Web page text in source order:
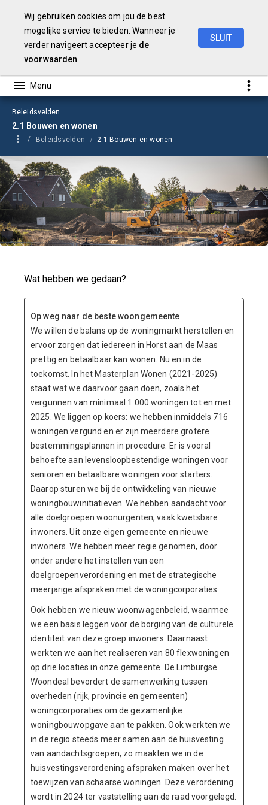
Wij gebruiken cookies om jou de best
mogelijke service te bieden. Wanneer je
verder navigeert accepteer je de
voorwaarden
SLUIT
Beleidsvelden
2.1 Bouwen en wonen
Beleidsvelden 2.1 Bouwen en wonen
Wat hebben we gedaan?
Op weg naar de beste woongemeente
We willen de balans op de woningmarkt herstellen en
ervoor zorgen dat iedereen in Horst aan de Maas
prettig en betaalbaar kan wonen. Nu en in de
toekomst. In het Masterplan Wonen (2021-2025)
staat wat we daarvoor gaan doen, zoals het
vergunnen van minimaal 1.000 woningen tot en met
2025. We liggen op koers: we hebben inmiddels 716
woningen vergund en er zijn meerdere grotere
bestemmingsplannen in procedure. Er is vooral
behoefte aan levensloopbestendige woningen voor
senioren en betaalbare woningen voor starters.
Daarop sturen we bij de ontwikkeling van nieuwe
woningbouwinitiatieven. We hebben aandacht voor
alle doelgroepen woonurgenten, vaak kwetsbare
inwoners. Uit onze eigen gemeente en nieuwe
inwoners. We hebben meer regie genomen, door
onder andere het instellen van een
doelgroepenverordening en met de strategische
meerjarige afspraken met de woningcorporaties.
Ook hebben we nieuw woonwagenbeleid, waarmee
we een basis leggen voor de borging van de culturele
identiteit van deze groep inwoners. Daarnaast
werkten we aan het realiseren van 80 flexwoningen
op drie locaties in onze gemeente. De Limburgse
Woondeal bevordert de samenwerking tussen
overheden (rijk, provincie en gemeenten)
woningcorporaties om de gezamenlijke
woningbouwopgave aan te pakken. Ook werkten we
in de regio steeds meer samen aan de huisvesting
van aandachtsgroepen, zo maakten we in de
huisvestingsverordening afspraken maken over het
toewijzen van schaarse woningen. Deze verordening
wordt in 2024 ter vaststelling aan de raad voorgelegd.